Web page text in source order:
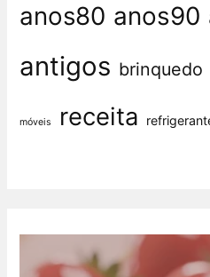
anos80 anos90
antigos brinquedo
móveis receita